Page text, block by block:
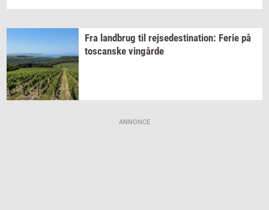
Fra land­brug til rej­se­desti­na­tion: Ferie på
toscan­ske vin­går­de
ANNONCE